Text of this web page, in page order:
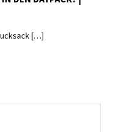
[…]